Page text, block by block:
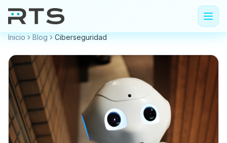
Inicio Blog Ciberseguridad